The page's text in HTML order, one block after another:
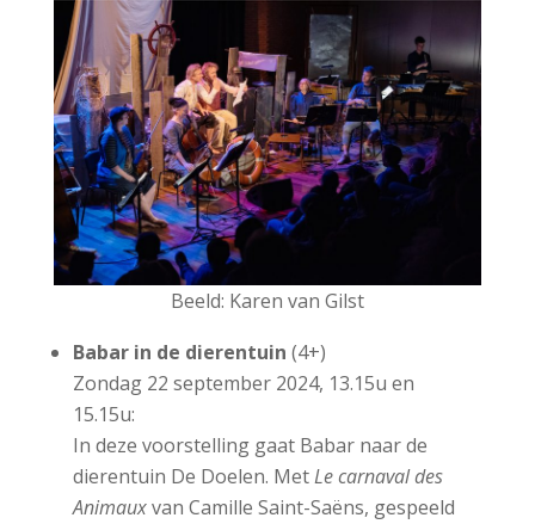
Beeld: Karen van Gilst
Babar in de dierentuin (4+)
Zondag 22 september 2024, 13.15u en
15.15u:
In deze voorstelling gaat Babar naar de
dierentuin De Doelen. MetLe carnaval des
Animauxvan Camille Saint-Saëns, gespeeld